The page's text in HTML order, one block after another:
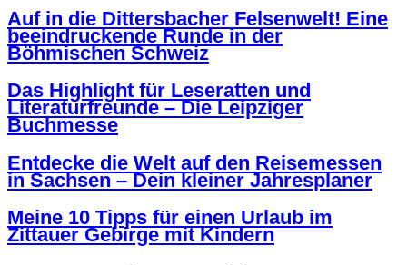
Auf in die Dittersbacher Felsenwelt! Eine
beeindruckende Runde in der
Böhmischen Schweiz
Das Highlight für Leseratten und
Literaturfreunde – Die Leipziger
Buchmesse
Entdecke die Welt auf den Reisemessen
in Sachsen – Dein kleiner Jahresplaner
Meine 10 Tipps für einen Urlaub im
Zittauer Gebirge mit Kindern